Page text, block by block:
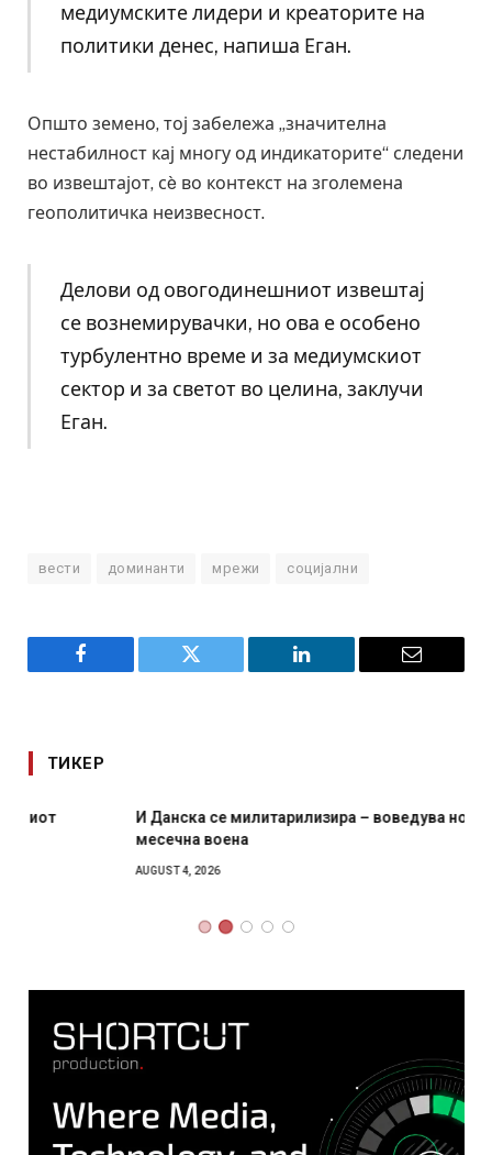
медиумските лидери и креаторите на
политики денес, напиша Еган.
Општо земено, тој забележа „значителна
нестабилност кај многу од индикаторите“ следени
во извештајот, сè во контекст на зголемена
геополитичка неизвесност.
Делови од овогодинешниот извештај
се вознемирувачки, но ова е особено
турбулентно време и за медиумскиот
сектор и за светот во целина, заклучи
Еган.
вести доминанти мрежи социјални
Facebook Twitter LinkedIn Email
ТИКЕР
И Данска се милитарилизира – воведува нова 11-
месечна воена